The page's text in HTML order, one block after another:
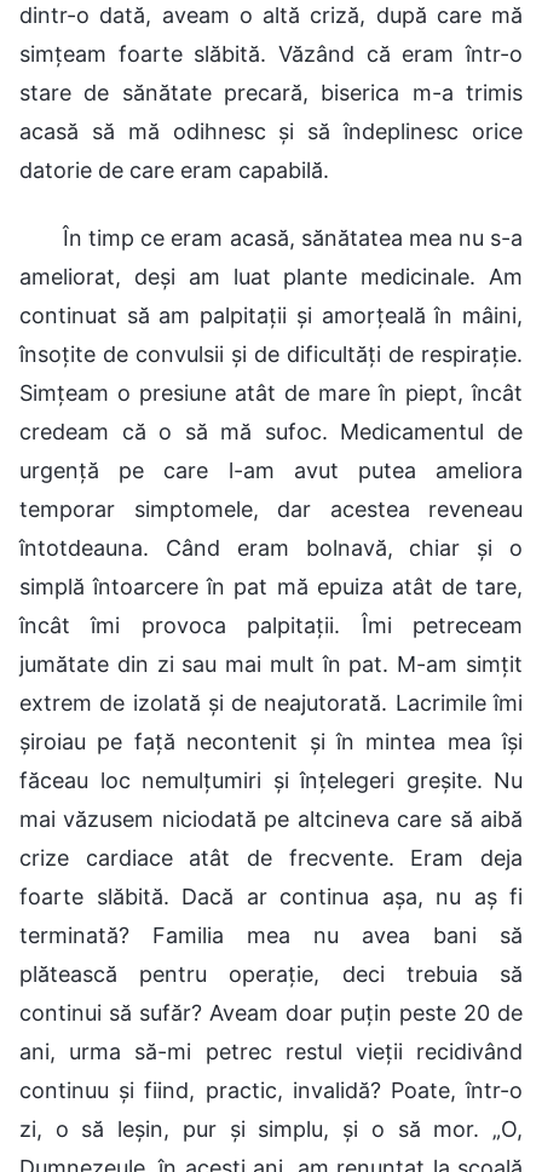
dintr-o dată, aveam o altă criză, după care mă
simțeam foarte slăbită. Văzând că eram într-o
stare de sănătate precară, biserica m-a trimis
acasă să mă odihnesc și să îndeplinesc orice
datorie de care eram capabilă.
În timp ce eram acasă, sănătatea mea nu s-a
ameliorat, deși am luat plante medicinale. Am
continuat să am palpitații și amorțeală în mâini,
însoțite de convulsii și de dificultăți de respirație.
Simțeam o presiune atât de mare în piept, încât
credeam că o să mă sufoc. Medicamentul de
urgență pe care l-am avut putea ameliora
temporar simptomele, dar acestea reveneau
întotdeauna. Când eram bolnavă, chiar și o
simplă întoarcere în pat mă epuiza atât de tare,
încât îmi provoca palpitații. Îmi petreceam
jumătate din zi sau mai mult în pat. M-am simțit
extrem de izolată și de neajutorată. Lacrimile îmi
șiroiau pe față necontenit și în mintea mea își
făceau loc nemulțumiri și înțelegeri greșite. Nu
mai văzusem niciodată pe altcineva care să aibă
crize cardiace atât de frecvente. Eram deja
foarte slăbită. Dacă ar continua așa, nu aș fi
terminată? Familia mea nu avea bani să
plătească pentru operație, deci trebuia să
continui să sufăr? Aveam doar puțin peste 20 de
ani, urma să-mi petrec restul vieții recidivând
continuu și fiind, practic, invalidă? Poate, într-o
zi, o să leșin, pur și simplu, și o să mor. „O,